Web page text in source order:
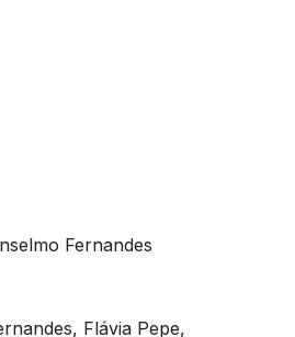
Fernandes
Flávia Pepe,